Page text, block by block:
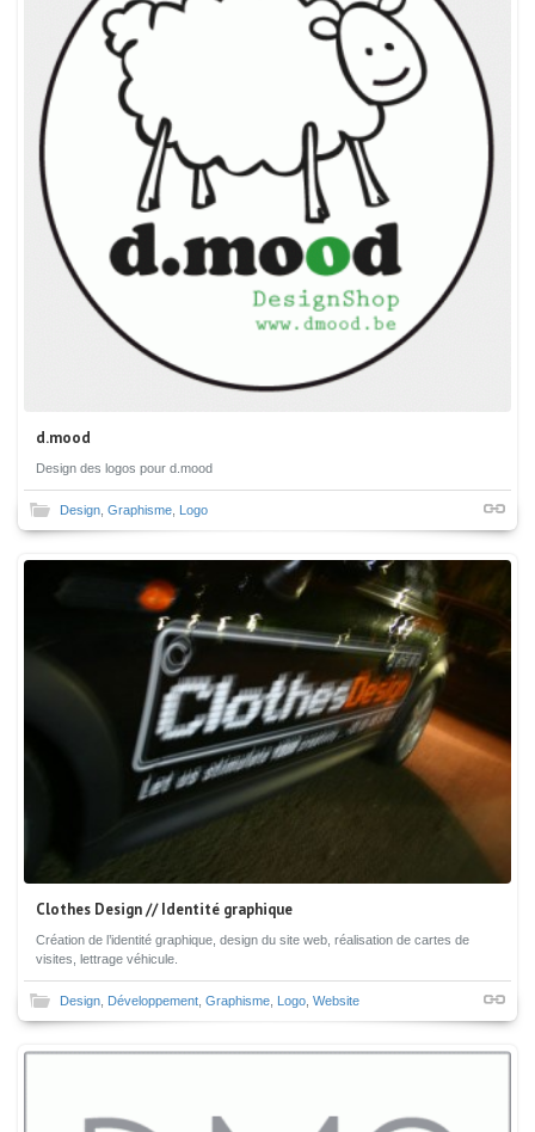
d.mood
Design des logos pour d.mood
Design, Graphisme, Logo
Clothes Design // Identité graphique
Création de l’identité graphique, design du site web, réalisation de cartes de
visites, lettrage véhicule.
Design, Développement, Graphisme, Logo, Website